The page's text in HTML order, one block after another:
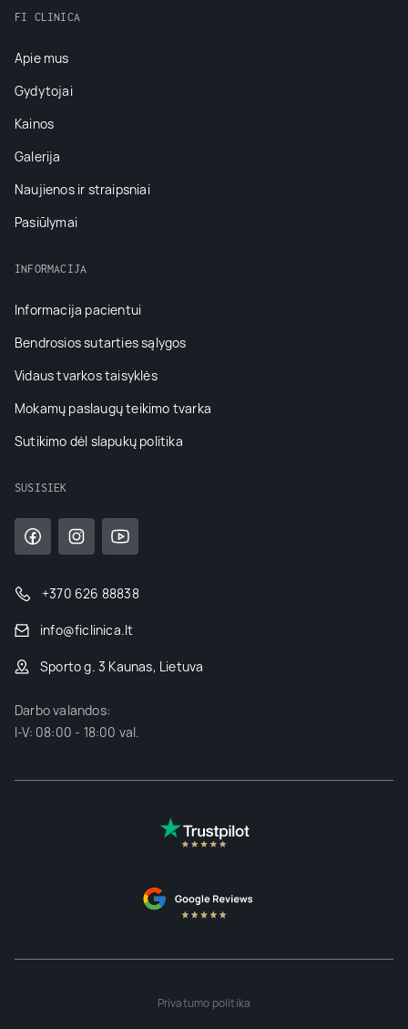
FI CLINICA
Apie mus
Gydytojai
Kainos
Galerija
Naujienos ir straipsniai
Pasiūlymai
INFORMACIJA
Informacija pacientui
Bendrosios sutarties sąlygos
Vidaus tvarkos taisyklės
Mokamų paslaugų teikimo tvarka
Sutikimo dėl slapukų politika
SUSISIEK
+370 626 88838
info@ficlinica.lt
Sporto g. 3 Kaunas, Lietuva
Darbo valandos:
I-V: 08:00 - 18:00 val.
Privatumo politika